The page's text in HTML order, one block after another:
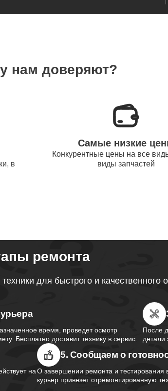
ноутбуков
Thunderobot 90
ноутбуков
100
90
Thunderobot 90
ноутбуков
нам доверяют?
в
Самые низкие
Конкурентные цены на все
виды запчастей
ремонта
для быстрого и качественного
время, проведет осмотр
Бесплатно доставит технику в сервис.
После
детали
на
5. Сообщаем о
О завершении ремонта и тестирования
курьер привезет отремонтированную